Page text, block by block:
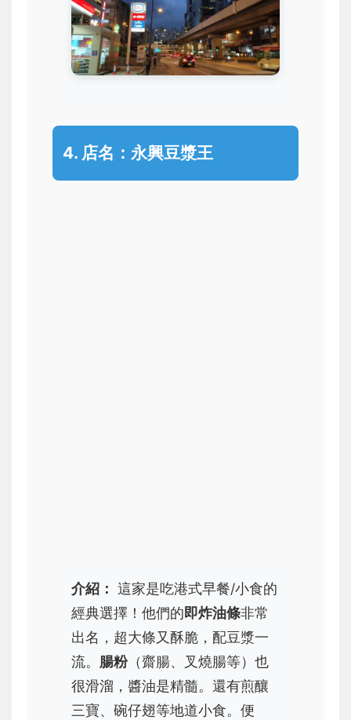
4. 店名： 永興豆漿王
介紹： 這家是吃港式早餐/小食的
經典選擇！他們的即炸油條非常
出名，超大條又酥脆，配豆漿一
流。 腸粉（齋腸、叉燒腸等）也
很滑溜，醬油是精髓。還有煎釀
三寶、碗仔翅等地道小食。便